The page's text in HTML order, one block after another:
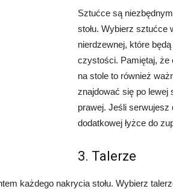
Sztućce są
stołu. Wybierz sztućce
nierdzewnej, które będą
czystości. Pamiętaj, że
na stole to również
znajdować się po lewej
prawej. Jeśli serwujesz
dodatkowej łyżce do
3. Talerze
każdego nakrycia stołu. Wybierz